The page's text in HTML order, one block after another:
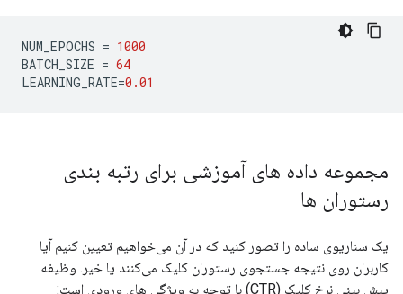
NUM_EPOCHS = 1000
BATCH_SIZE = 64
LEARNING_RATE=0.01
مجموعه داده های آموزشی برای رتبه بندی
رستوران ها
یک سناریوی ساده را تصور کنید که در آن می‌خواهیم تعیین کنیم آیا
کاربران روی نتیجه جستجوی رستوران کلیک می‌کنند یا خیر. وظیفه
پیش بینی نرخ کلیک (CTR) با توجه به ویژگی های ورودی است: